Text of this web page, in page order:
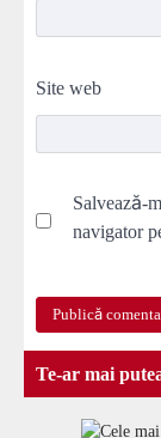
Site web
Salvează-
navigator
Te-ar mai